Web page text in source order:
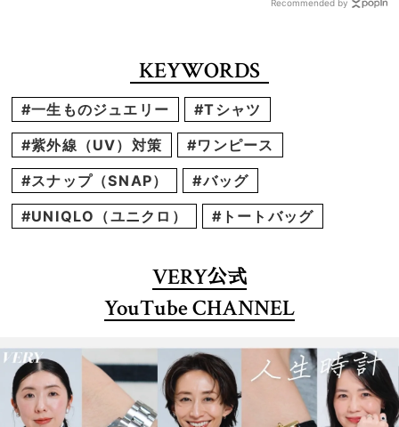
Recommended by
KEYWORDS
#一生ものジュエリー
#Tシャツ
#紫外線（UV）対策
#ワンピース
#スナップ（SNAP）
#バッグ
#UNIQLO（ユニクロ）
#トートバッグ
VERY公式
YouTube CHANNEL